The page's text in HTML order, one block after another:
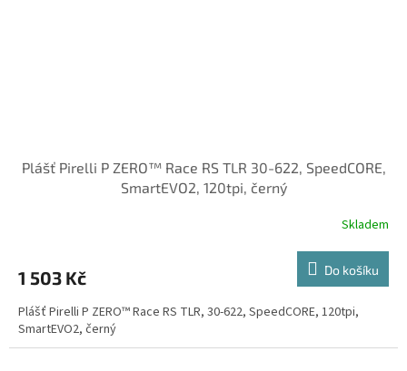
Plášť Pirelli P ZERO™ Race RS TLR 30-622, SpeedCORE,
SmartEVO2, 120tpi, černý
Skladem
1 503 Kč Do košíku
Plášť Pirelli P ZERO™ Race RS TLR, 30-622, SpeedCORE, 120tpi,
SmartEVO2, černý